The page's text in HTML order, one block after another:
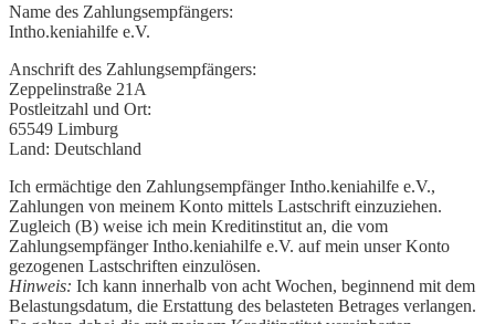
Name des Zahlungsempfängers:
Intho.keniahilfe e.V.
Anschrift des Zahlungsempfängers:
Zeppelinstraße 21A
Postleitzahl und Ort:
65549 Limburg
Land: Deutschland
Ich ermächtige den Zahlungsempfänger Intho.keniahilfe e.V.,
Zahlungen von meinem Konto mittels Lastschrift einzuziehen.
Zugleich (B) weise ich mein Kreditinstitut an, die vom
Zahlungsempfänger Intho.keniahilfe e.V. auf mein unser Konto
gezogenen Lastschriften einzulösen.
Hinweis: Ich kann innerhalb von acht Wochen, beginnend mit dem
Belastungsdatum, die Erstattung des belasteten Betrages verlangen.